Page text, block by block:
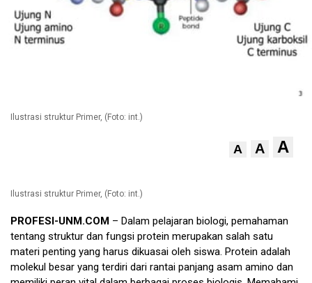
Ilustrasi struktur Primer, (Foto: int.)
A A A
Ilustrasi struktur Primer, (Foto: int.)
PROFESI-UNM.COM – Dalam pelajaran biologi, pemahaman
tentang struktur dan fungsi protein merupakan salah satu
materi penting yang harus dikuasai oleh siswa. Protein adalah
molekul besar yang terdiri dari rantai panjang asam amino dan